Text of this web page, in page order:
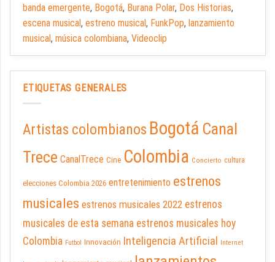
banda emergente, Bogotá, Burana Polar, Dos Historias,
escena musical, estreno musical, FunkPop, lanzamiento
musical, música colombiana, Videoclip
ETIQUETAS GENERALES
Artistas colombianos Bogotá Canal
Trece CanalTrece Cine Colombia Concierto cultura
elecciones Colombia 2026 entretenimiento estrenos
musicales estrenos musicales 2022 estrenos
musicales de esta semana estrenos musicales hoy
Colombia Futbol Innovación Inteligencia Artificial Internet